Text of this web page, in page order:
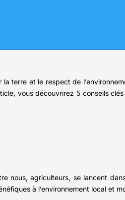
terre et le respect de
vous découvrirez 5 conseils
nous, agriculteurs, se lancent
à l’environnement local et